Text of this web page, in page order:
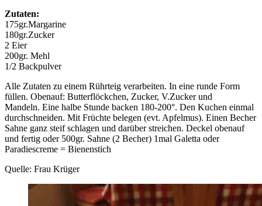
Zutaten:
175gr.Margarine
180gr.Zucker
2 Eier
200gr. Mehl
1/2 Backpulver
Alle Zutaten zu einem Rührteig verarbeiten. In eine runde Form
füllen. Obenauf: Butterflöckchen, Zucker, V.Zucker und
Mandeln. Eine halbe Stunde backen 180-200°. Den Kuchen einmal
durchschneiden. Mit Früchte belegen (evt. Apfelmus). Einen Becher
Sahne ganz steif schlagen und darüber streichen. Deckel obenauf
und fertig oder 500gr. Sahne (2 Becher) 1mal Galetta oder
Paradiescreme = Bienenstich
Quelle: Frau Krüger